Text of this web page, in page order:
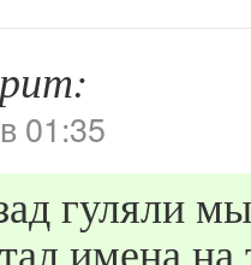
01:35
гуляли
имена на